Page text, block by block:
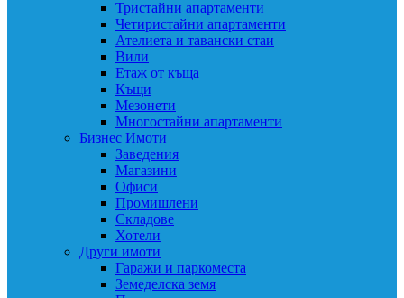
Тристайни апартаменти
Четиристайни апартаменти
Ателиета и тавански стаи
Вили
Етаж от къща
Къщи
Мезонети
Многостайни апартаменти
Бизнес Имоти
Заведения
Магазини
Офиси
Промишлени
Складове
Хотели
Други имоти
Гаражи и паркоместа
Земеделска земя